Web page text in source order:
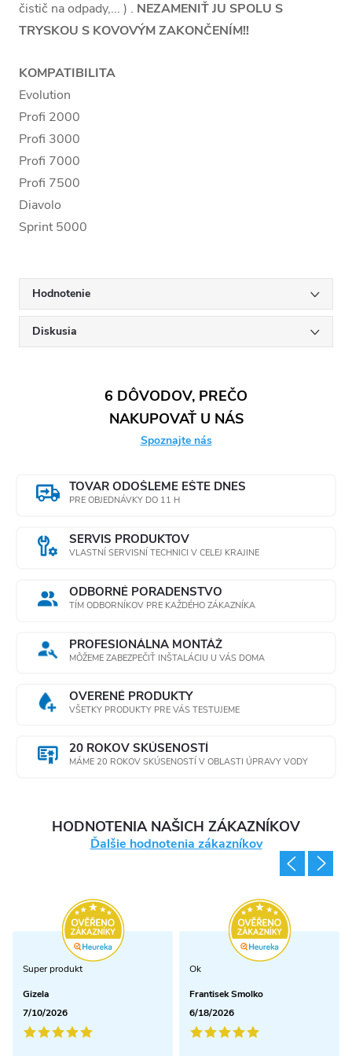
čistič na odpady,... ) . NEZAMENIŤ JU SPOLU S
TRYSKOU S KOVOVÝM ZAKONČENÍM!!
KOMPATIBILITA
Evolution
Profi 2000
Profi 3000
Profi 7000
Profi 7500
Diavolo
Sprint 5000
Hodnotenie
Diskusia
6 DÔVODOV, PREČO
NAKUPOVAŤ U NÁS
Spoznajte nás
TOVAR ODOŠLEME EŠTE DNES
PRE OBJEDNÁVKY DO 11 H
SERVIS PRODUKTOV
VLASTNÍ SERVISNÍ TECHNICI V CELEJ KRAJINE
ODBORNÉ PORADENSTVO
TÍM ODBORNÍKOV PRE KAŽDÉHO ZÁKAZNÍKA
PROFESIONÁLNA MONTÁŽ
MÔŽEME ZABEZPEČIŤ INŠTALÁCIU U VÁS DOMA
OVERENÉ PRODUKTY
VŠETKY PRODUKTY PRE VÁS TESTUJEME
20 ROKOV SKÚSENOSTÍ
MÁME 20 ROKOV SKÚSENOSTÍ V OBLASTI ÚPRAVY VODY
HODNOTENIA NAŠICH ZÁKAZNÍKOV
Ďalšie hodnotenia zákazníkov
Super produkt
Gizela
7/10/2026
Ok
Frantisek Smolko
6/18/2026